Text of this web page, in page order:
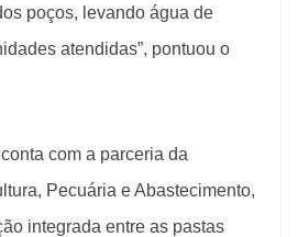
poços, levando água de
atendidas”, pontuou o
com a parceria da
Pecuária e Abastecimento,
integrada entre as pastas